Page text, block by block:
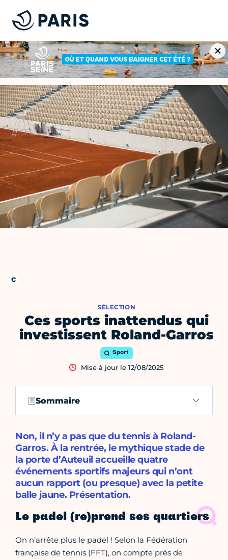
Ces sports inattendus qui
investissent Roland-Garros
SÉLECTION
Sport
Mise à jour le 12/08/2025
Sommaire
Non, il n’y a pas que du tennis à Roland-
Garros. À la rentrée, le mythique stade de
la porte d’Auteuil accueille quatre
événements sportifs majeurs qui n’ont
aucun rapport (ou presque) avec la petite
balle jaune. Présentation.
Le padel (re)prend ses quartiers
On n’arrête plus le padel ! Selon la Fédération
française de tennis (FFT), on compte près de